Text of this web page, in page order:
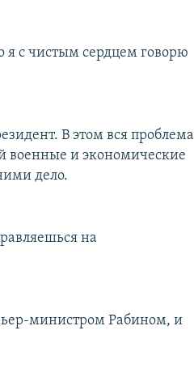
я с чистым сердцем говорю
В этом вся проблема
военные и экономические
дело.
на
министром Рабином, и